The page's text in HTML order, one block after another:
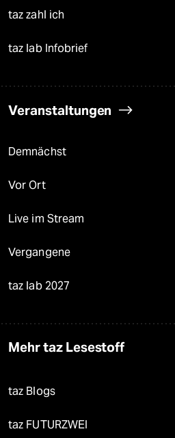
taz zahl ich
taz lab Infobrief
Veranstaltungen
Demnächst
Vor Ort
Live im Stream
Vergangene
taz lab 2027
Mehr taz Lesestoff
taz Blogs
taz FUTURZWEI